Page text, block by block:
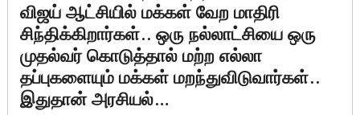
விஜய் ஆட்சியில் மக்கள் வேற மாதிரி
சிந்திக்கிறார்கள்.. ஒரு நல்லாட்சியை ஒரு
முதல்வர் கொடுத்தால் மற்ற எல்லா
தப்புகளையும் மக்கள் மறந்துவிடுவார்கள்..
இதுதான் அரசியல்…